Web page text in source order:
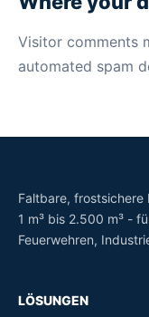
Visitor comments
automated spam
Faltbare, frostsichere
1 m³ bis 2.500 m³ -
Feuerwehren,
LÖSUNGEN